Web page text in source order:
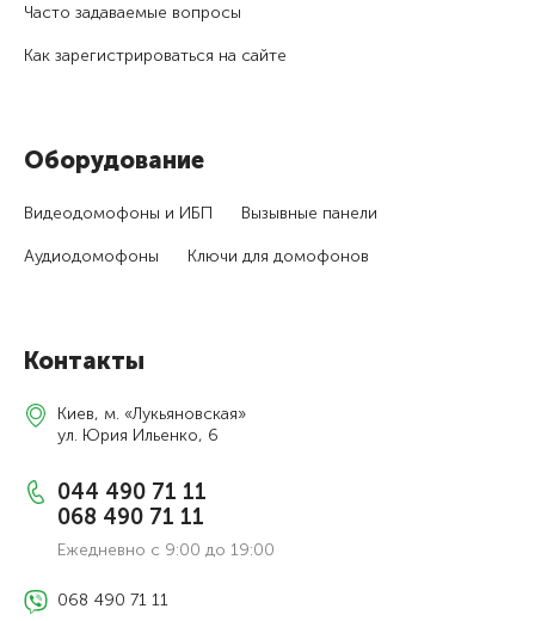
Часто задаваемые вопросы
Как зарегистри­роваться на сайте
Оборудование
Видеодомофоны и ИБП Вызывные панели
Аудиодомофоны Ключи для домофонов
Контакты
Киев, м. «Лукьяновская»
ул. Юрия Ильенко, 6
044 490 71 11
068 490 71 11
Ежедневно с 9:00 до 19:00
068 490 71 11